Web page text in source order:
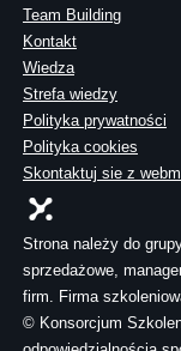
Team Building
Kontakt
Wiedza
Strefa wiedzy
Polityka prywatności
Polityka cookies
Skontaktuj sie z
Strona należy do
sprzedażowe,
firm. Firma
© Konsorcjum